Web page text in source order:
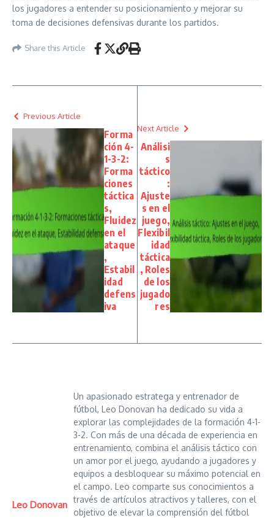
los jugadores a entender su posicionamiento y mejorar su
toma de decisiones defensivas durante los partidos.
Share this Article
Previous Article
Forma
ción 4-
1-3-2:
Forma
ciones
táctica
s,
Fluidez
en el
ataque
,
Estabil
idad
defens
iva
Next Article
Análisi
s
táctico
:
Ajuste
s en el
juego,
Flexibil
idad
táctica
, Roles
de los
jugado
res
Leo Donovan
Un apasionado estratega y entrenador de
fútbol, Leo Donovan ha dedicado su vida a
explorar las complejidades de la formación 4-1-
3-2. Con más de una década de experiencia en
entrenamiento, combina el análisis táctico con
un amor por el juego, ayudando a jugadores y
equipos a desbloquear su máximo potencial en
el campo. Leo comparte sus conocimientos a
través de artículos atractivos y talleres, con el
objetivo de elevar la comprensión del fútbol